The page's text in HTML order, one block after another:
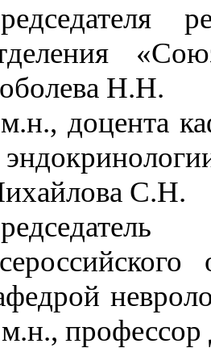
Н.Н.
доцента
С.Н.